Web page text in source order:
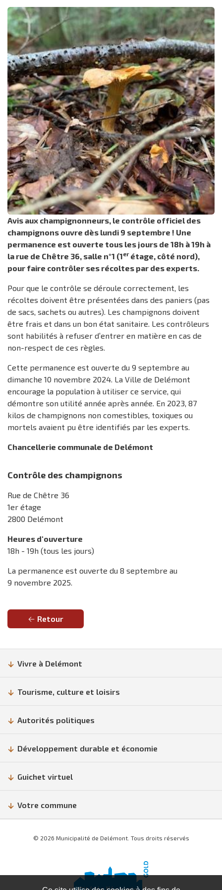
Avis aux champignonneurs, le contrôle officiel des
champignons ouvre dès lundi 9 septembre ! Une
permanence est ouverte tous les jours de 18h à 19h à
la rue de Chêtre 36, salle n°1 (1erétage, côté nord),
pour faire contrôler ses récoltes par des experts.
Pour que le contrôle se déroule correctement, les
récoltes doivent être présentées dans des paniers (pas
de sacs, sachets ou autres). Les champignons doivent
être frais et dans un bon état sanitaire. Les contrôleurs
sont habilités à refuser d’entrer en matière en cas de
non-respect de ces règles.
Cette permanence est ouverte du 9 septembre au
dimanche 10 novembre 2024. La Ville de Delémont
encourage la population à utiliser ce service, qui
démontre son utilité année après année. En 2023, 87
kilos de champignons non comestibles, toxiques ou
mortels avaient pu être identifiés par les experts.
Chancellerie communale de Delémont
Contrôle des champignons
Rue de Chêtre 36
1er étage
2800 Delémont
Heures d'ouverture
18h - 19h (tous les jours)
La permanence est ouverte du 8 septembre au
9 novembre 2025.
Retour
Vivre à Delémont
Tourisme, culture et loisirs
Autorités politiques
Développement durable et économie
Guichet virtuel
Votre commune
© 2026 Municipalité de Delémont. Tous droits réservés